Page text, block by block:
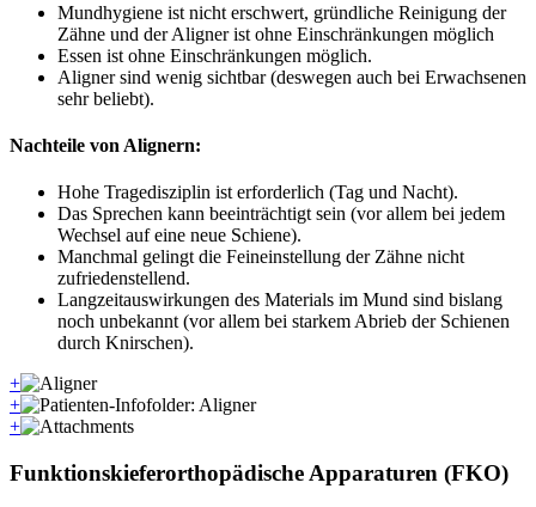
Mundhygiene ist nicht erschwert, gründliche Reinigung der
Zähne und der Aligner ist ohne Einschränkungen möglich
Essen ist ohne Einschränkungen möglich.
Aligner sind wenig sichtbar (deswegen auch bei Erwachsenen
sehr beliebt).
Nachteile von Alignern:
Hohe Tragedisziplin ist erforderlich (Tag und Nacht).
Das Sprechen kann beeinträchtigt sein (vor allem bei jedem
Wechsel auf eine neue Schiene).
Manchmal gelingt die Feineinstellung der Zähne nicht
zufriedenstellend.
Langzeitauswirkungen des Materials im Mund sind bislang
noch unbekannt (vor allem bei starkem Abrieb der Schienen
durch Knirschen).
+
+
+
Funktionskieferorthopädische Apparaturen (FKO)